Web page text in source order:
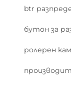
btr
бутон за
ролерен кам